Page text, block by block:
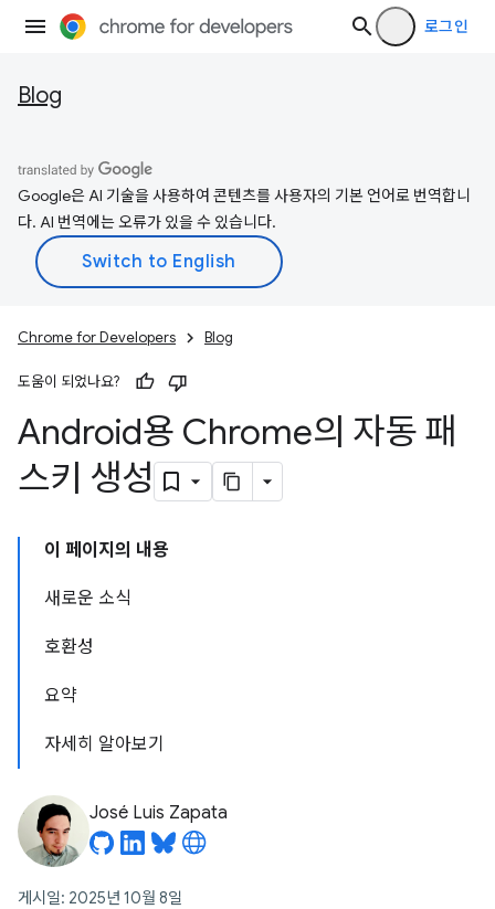
로그인
Blog
Google은 AI 기술을 사용하여 콘텐츠를 사용자의 기본 언어로 번역합니
다. AI 번역에는 오류가 있을 수 있습니다.
Chrome for Developers Blog
도움이 되었나요?
Android용 Chrome의 자동 패
스키 생성
이 페이지의 내용
새로운 소식
호환성
요약
자세히 알아보기
José Luis Zapata
게시일: 2025년 10월 8일